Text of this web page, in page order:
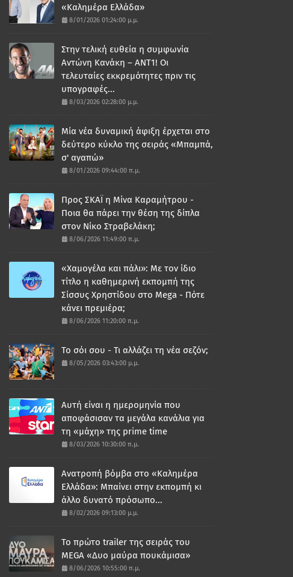
«Καλημέρα Ελλάδα»
8/01/2026 01:24:00 μ.μ.
Στην τελική ευθεία η συμφωνία
Αντώνη Κανάκη – ΑΝΤ1! Οι
τελευταίες εκκρεμότητες πριν τις
υπογραφές...
8/03/2026 02:28:00 μ.μ.
Μία νέα δυναμική άφιξη έρχεται στο
δεύτερο κύκλο της σειράς «Μπαμπά,
σ' αγαπώ»
8/01/2026 09:44:00 π.μ.
Προς ΣΚΑΪ η Μίνα Καραμήτρου -
Ποια θα πάρει την θέση της δίπλα
στον Νίκο Στραβελάκη;
8/06/2026 11:49:00 π.μ.
«Χαμογέλα και πάλι»: Με τον ίδιο
τίτλο η καθημερινή εκπομπή της
Σίσσυς Χρηστίδου στο Mega - Πότε
κάνει πρεμιέρα;
8/06/2026 11:20:00 π.μ.
Το σόι σου - Τι αλλάζει τη νέα σεζόν;
8/05/2026 03:43:00 μ.μ.
Αυτή είναι η ημερομηνία που
αποφάσισαν τα μεγάλα κανάλια για
τη «μάχη» της prime time
8/03/2026 10:30:00 π.μ.
Ανατροπή βόμβα στο «Καλημέρα
Ελλάδα»: Μπαίνει στην εκπομπή κι
άλλο δυνατό πρόσωπο...
8/02/2026 09:13:00 μ.μ.
Το πρώτο trailer της σειράς του
MEGA «Δυο μαύρα πουκάμισα»
8/06/2026 10:55:00 π.μ.